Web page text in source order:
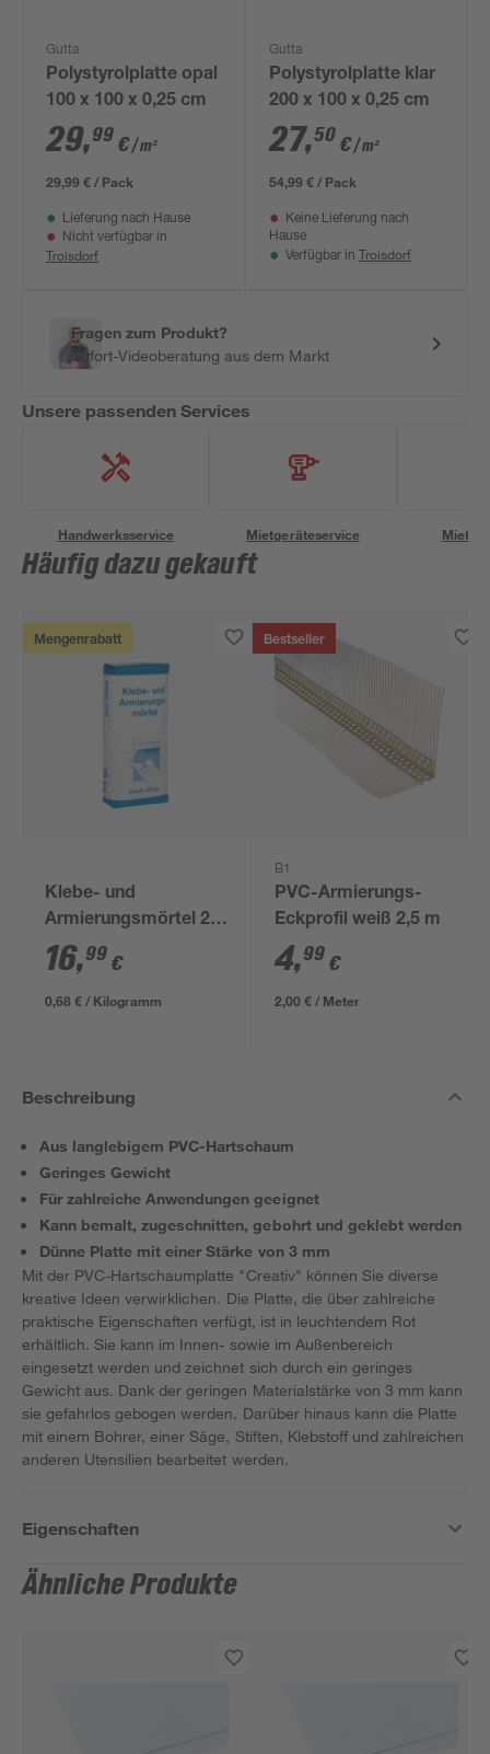
Gutta
Polystyrolplatte opal
100 x 100 x 0,25 cm
29,99 €/ m²
29,99 € / Pack
Lieferung nach Hause
Nicht verfügbar in
Troisdorf
Gutta
Polystyrolplatte klar
200 x 100 x 0,25 cm
27,50 €/ m²
54,99 € / Pack
Keine Lieferung nach
Hause
Verfügbar in Troisdorf
Fragen zum Produkt?
Sofort-Videoberatung aus dem Markt
Unsere passenden Services
Handwerksservice Mietgeräteservice
Häufig dazu gekauft
Mengenrabatt
Klebe- und
Armierungsmörtel 25
kg
16,99 €
0,68 € / Kilogramm
Bestseller
B1
PVC-Armierungs-
Eckprofil weiß 2,5 m
4,99 €
2,00 € / Meter
Beschreibung
Aus langlebigem PVC-Hartschaum
Geringes Gewicht
Für zahlreiche Anwendungen geeignet
Kann bemalt, zugeschnitten, gebohrt und geklebt werden
Dünne Platte mit einer Stärke von 3 mm
Mit der PVC-Hartschaumplatte "Creativ" können Sie diverse
kreative Ideen verwirklichen. Die Platte, die über zahlreiche
praktische Eigenschaften verfügt, ist in leuchtendem Rot
erhältlich. Sie kann im Innen- sowie im Außenbereich
eingesetzt werden und zeichnet sich durch ein geringes
Gewicht aus. Dank der geringen Materialstärke von 3 mm kann
sie gefahrlos gebogen werden. Darüber hinaus kann die Platte
mit einem Bohrer, einer Säge, Stiften, Klebstoff und zahlreichen
anderen Utensilien bearbeitet werden.
Eigenschaften
Ähnliche Produkte